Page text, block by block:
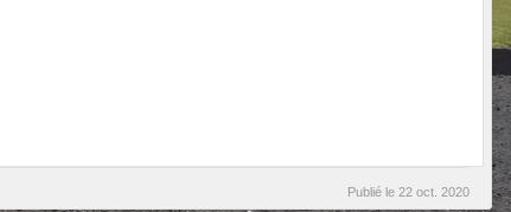
Publié le 22 oct. 2020